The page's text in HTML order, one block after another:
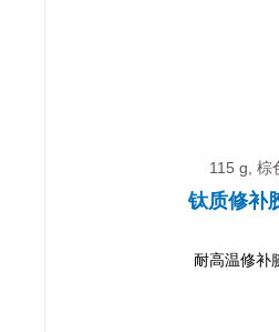
115 g, 棕
钛质修补
耐高温修补